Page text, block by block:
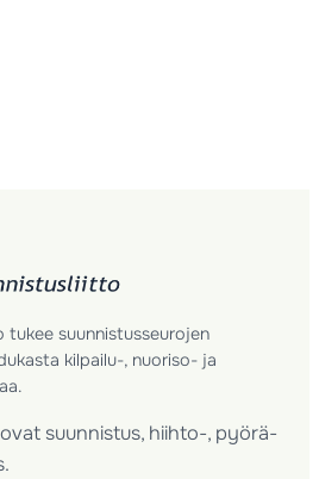
tukee suunnistusseurojen
kilpailu-, nuoriso- ja
suunnistus, hiihto-, pyörä-